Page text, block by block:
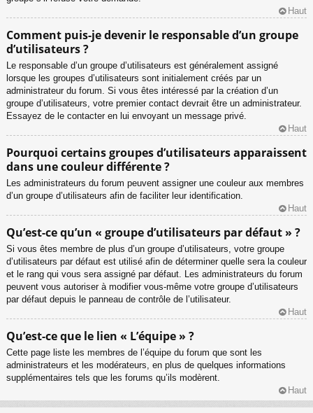
Haut
Comment puis-je devenir le responsable d’un groupe
d’utilisateurs ?
Le responsable d’un groupe d’utilisateurs est généralement assigné
lorsque les groupes d’utilisateurs sont initialement créés par un
administrateur du forum. Si vous êtes intéressé par la création d’un
groupe d’utilisateurs, votre premier contact devrait être un administrateur.
Essayez de le contacter en lui envoyant un message privé.
Haut
Pourquoi certains groupes d’utilisateurs apparaissent
dans une couleur différente ?
Les administrateurs du forum peuvent assigner une couleur aux membres
d’un groupe d’utilisateurs afin de faciliter leur identification.
Haut
Qu’est-ce qu’un « groupe d’utilisateurs par défaut » ?
Si vous êtes membre de plus d’un groupe d’utilisateurs, votre groupe
d’utilisateurs par défaut est utilisé afin de déterminer quelle sera la couleur
et le rang qui vous sera assigné par défaut. Les administrateurs du forum
peuvent vous autoriser à modifier vous-même votre groupe d’utilisateurs
par défaut depuis le panneau de contrôle de l’utilisateur.
Haut
Qu’est-ce que le lien « L’équipe » ?
Cette page liste les membres de l’équipe du forum que sont les
administrateurs et les modérateurs, en plus de quelques informations
supplémentaires tels que les forums qu’ils modèrent.
Haut